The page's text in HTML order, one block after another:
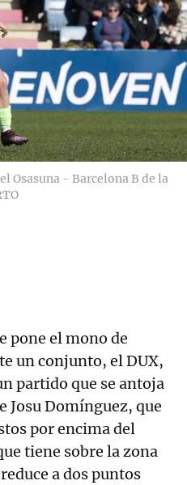
Osasuna - Barcelona B de la
pone el mono de
un conjunto, el DUX,
partido que se antoja
Josu Domínguez, que
por encima del
tiene sobre la zona
a dos puntos